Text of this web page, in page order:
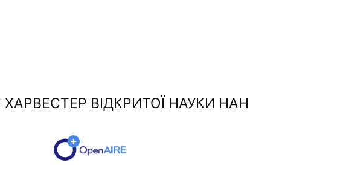
ВІДКРИТОЇ НАУКИ НАН